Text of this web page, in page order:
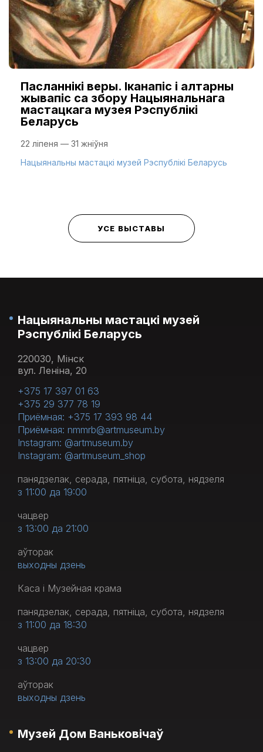
Пасланнікі веры. Іканапіс і алтарны
жывапіс са збору Нацыянальнага
мастацкага музея Рэспублікі
Беларусь
22 ліпеня — 31 жніўня
Нацыянальны мастацкі музей Рэспублікі Беларусь
УСЕ ВЫСТАВЫ
Нацыянальны мастацкі музей
Рэспублікі Беларусь
220030, Мінск
вул. Леніна, 20
+375 17 397 01 63
+375 29 377 78 19
Приёмная: +375 17 393 98 44
Приёмная: nmmrb@artmuseum.by
Instagram: @artmuseum.by
Instagram: @artmuseum_shop
панядзелак, серада, пятніца, субота, нядзеля
з 11:00 да 19:00
чацвер
з 13:00 да 21:00
аўторак
выходны дзень
Каса і Музейная крама
панядзелак, серада, пятніца, субота, нядзеля
з 11:00 да 18:30
чацвер
з 13:00 да 20:30
аўторак
выходны дзень
Музей Дом Ваньковічаў